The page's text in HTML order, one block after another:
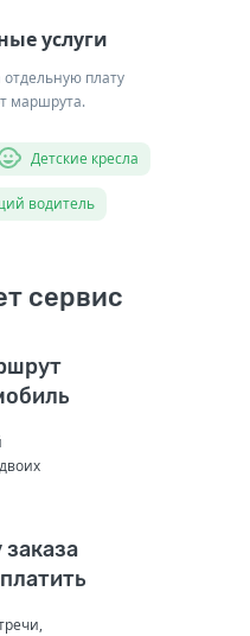
услуги
плату
маршрута.
Детские кресла
водитель
сервис